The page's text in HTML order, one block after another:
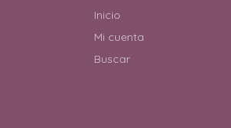
Inicio
Mi cuenta
Buscar